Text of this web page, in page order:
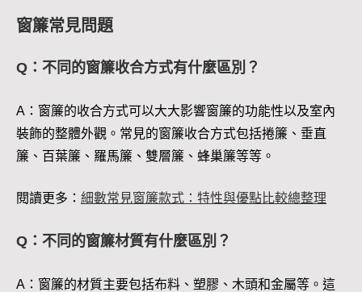
窗簾常見問題
Q：不同的窗簾收合方式有什麼區別？
A：窗簾的收合方式可以大大影響窗簾的功能性以及室內
裝飾的整體外觀。常見的窗簾收合方式包括捲簾、垂直
簾、百葉簾、羅馬簾、雙層簾、蜂巢簾等等。
閱讀更多： 細數常見窗簾款式：特性與優點比較總整理
Q：不同的窗簾材質有什麼區別？
A：窗簾的材質主要包括布料、塑膠、木頭和金屬等。這